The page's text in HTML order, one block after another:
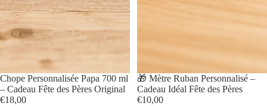
Chope Personnalisée Papa 700 ml
– Cadeau Fête des Pères Original
€18,00
🎁 Mètre Ruban Personnalisé –
Cadeau Idéal Fête des Pères
€10,00